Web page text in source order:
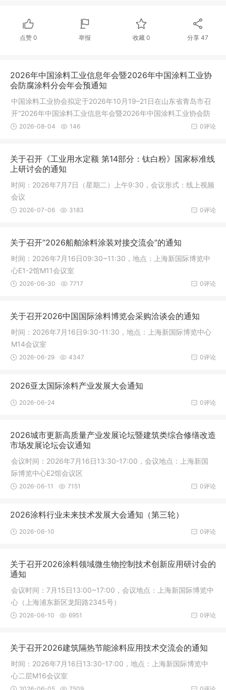
点赞 0 举报 收藏 0 分享 47
2026年中国涂料工业信息年会暨2026年中国涂料工业协
会防腐涂料分会年会预通知
中国涂料工业协会拟定于2026年10月19–21日在山东省青岛市召
开“2026年中国涂料工业信息年会暨2026年中国涂料工业协会防
腐涂料分会年会”，同期举办2026中国涂料工业协会技术专家工作
0评论
2026-08-04 146
关于召开《工业用水定额 第14部分：钛白粉》国家标准线
上研讨会的通知
时间：2026年7月7日（星期二）上午9:30，会议形式：线上视频
会议
0评论
2026-07-06 3183
关于召开“2026船舶涂料涂装对接交流会”的通知
时间：2026年7月16日09:30~11:30，地点：上海新国际博览中
心E1-2馆M11会议室
0评论
2026-06-30 7717
关于召开2026中国国际涂料博览会采购洽谈会的通知
时间：2026年7月16日9:30-11:30，地点：上海新国际博览中心
M14会议室
0评论
2026-06-29 4347
2026亚太国际涂料产业发展大会通知
0评论
2026-06-24
2026城市更新高质量产业发展论坛暨建筑类综合修缮改造
市场发展论坛会议通知
会议时间：2026年7月16日13:30-17:00，会议地点：上海新国
际博览中心E2馆会议区
0评论
2026-06-11 7151
2026涂料行业未来技术发展大会通知（第三轮）
0评论
2026-06-10
关于召开2026涂料领域微生物控制技术创新应用研讨会的
通知
会议时间：7月15日13:00~17:00，会议地点：上海新国际博览中
心（上海浦东新区龙阳路2345号）
0评论
2026-06-10 6951
关于召开2026建筑隔热节能涂料应用技术交流会的通知
时间：2026年7月16日13:30-17:00，地点：上海新国际博览中
心二层M16会议室